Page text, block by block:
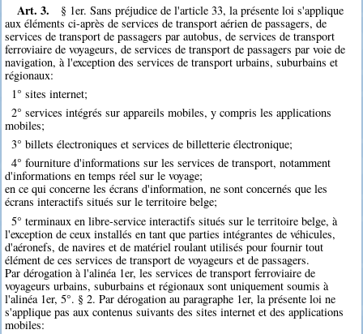
Art. 3.
§ 1er. Sans préjudice de l'article 33, la présente loi s'applique
aux éléments ci-après de services de transport aérien de passagers, de
services de transport de passagers par autobus, de services de transport
ferroviaire de voyageurs, de services de transport de passagers par voie de
navigation, à l'exception des services de transport urbains, suburbains et
régionaux:
1° sites internet;
2° services intégrés sur appareils mobiles, y compris les applications
mobiles;
3° billets électroniques et services de billetterie électronique;
4° fourniture d'informations sur les services de transport, notamment
d'informations en temps réel sur le voyage;
en ce qui concerne les écrans d'information, ne sont concernés que les
écrans interactifs situés sur le territoire belge;
5° terminaux en libre-service interactifs situés sur le territoire belge, à
l'exception de ceux installés en tant que parties intégrantes de véhicules,
d'aéronefs, de navires et de matériel roulant utilisés pour fournir tout
élément de ces services de transport de voyageurs et de passagers.
Par dérogation à l'alinéa 1er, les services de transport ferroviaire de
voyageurs urbains, suburbains et régionaux sont uniquement soumis à
l'alinéa 1er, 5°. § 2. Par dérogation au paragraphe 1er, la présente loi ne
s'applique pas aux contenus suivants des sites internet et des applications
mobiles: